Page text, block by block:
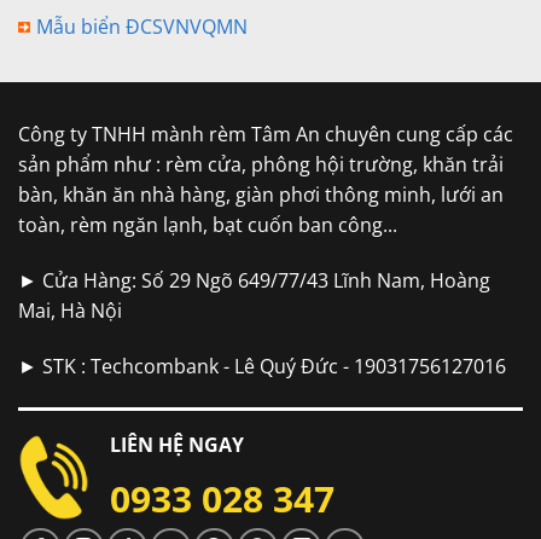
Mẫu biển ĐCSVNVQMN
Công ty TNHH mành rèm Tâm An chuyên cung cấp các
sản phẩm như : rèm cửa, phông hội trường, khăn trải
bàn, khăn ăn nhà hàng, giàn phơi thông minh, lưới an
toàn, rèm ngăn lạnh, bạt cuốn ban công...
► Cửa Hàng: Số 29 Ngõ 649/77/43 Lĩnh Nam, Hoàng
Mai, Hà Nội
► STK : Techcombank - Lê Quý Đức - 19031756127016
LIÊN HỆ NGAY
0933 028 347